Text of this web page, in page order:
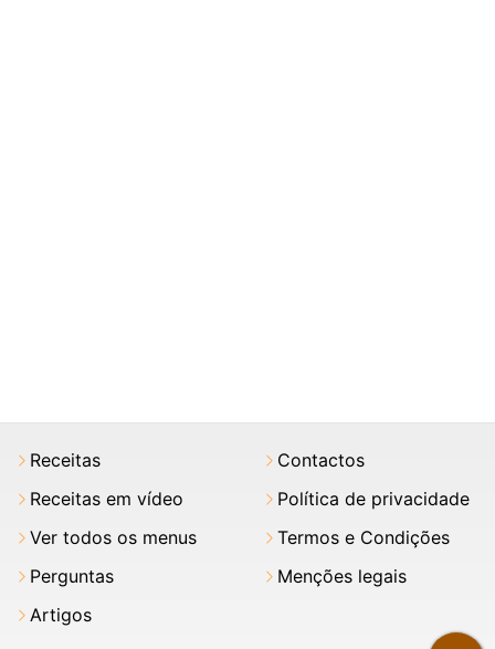
Receitas
Receitas em vídeo
Ver todos os menus
Perguntas
Artigos
Contactos
Política de privacidade
Termos e Condições
Menções legais